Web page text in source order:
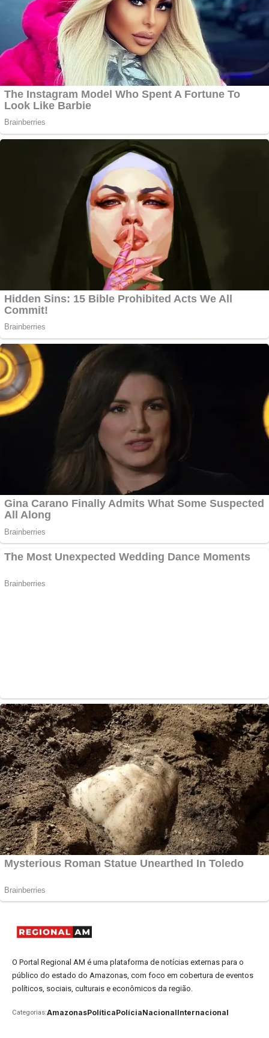
O Portal Regional AM é uma plataforma de notícias externas para o
público do estado do Amazonas, com foco em cobertura de eventos
políticos, sociais, culturais e econômicos da região.
Categorias:AmazonasPolíticaPolíciaNacionalInternacional